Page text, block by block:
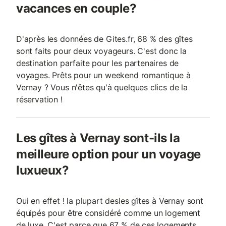
vacances en couple?
D'après les données de Gites.fr, 68 % des gîtes
sont faits pour deux voyageurs. C'est donc la
destination parfaite pour les partenaires de
voyages. Prêts pour un weekend romantique à
Vernay ? Vous n'êtes qu'à quelques clics de la
réservation !
Les gîtes à Vernay sont-ils la
meilleure option pour un voyage
luxueux?
Oui en effet ! la plupart desles gîtes à Vernay sont
équipés pour être considéré comme un logement